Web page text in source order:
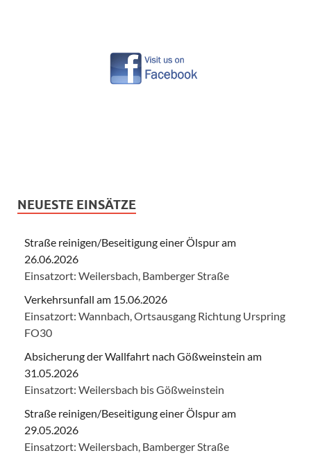
NEUESTE EINSÄTZE
Straße reinigen/Beseitigung einer Ölspur am
26.06.2026
Einsatzort: Weilersbach, Bamberger Straße
Verkehrsunfall am 15.06.2026
Einsatzort: Wannbach, Ortsausgang Richtung Urspring
FO30
Absicherung der Wallfahrt nach Gößweinstein am
31.05.2026
Einsatzort: Weilersbach bis Gößweinstein
Straße reinigen/Beseitigung einer Ölspur am
29.05.2026
Einsatzort: Weilersbach, Bamberger Straße